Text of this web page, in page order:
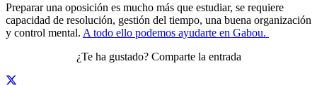
Preparar una oposición es mucho más que estudiar, se requiere
capacidad de resolución, gestión del tiempo, una buena organización
y control mental. A todo ello podemos ayudarte en Gabou.
¿Te ha gustado? Comparte la entrada